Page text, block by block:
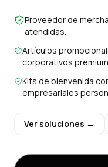
Proveedor de
atendidas.
Artículos
corporativos
Kits de bienvenida
empresariales
Ver soluciones →